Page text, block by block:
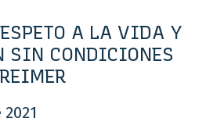
A LA VIDA Y
SIN CONDICIONES